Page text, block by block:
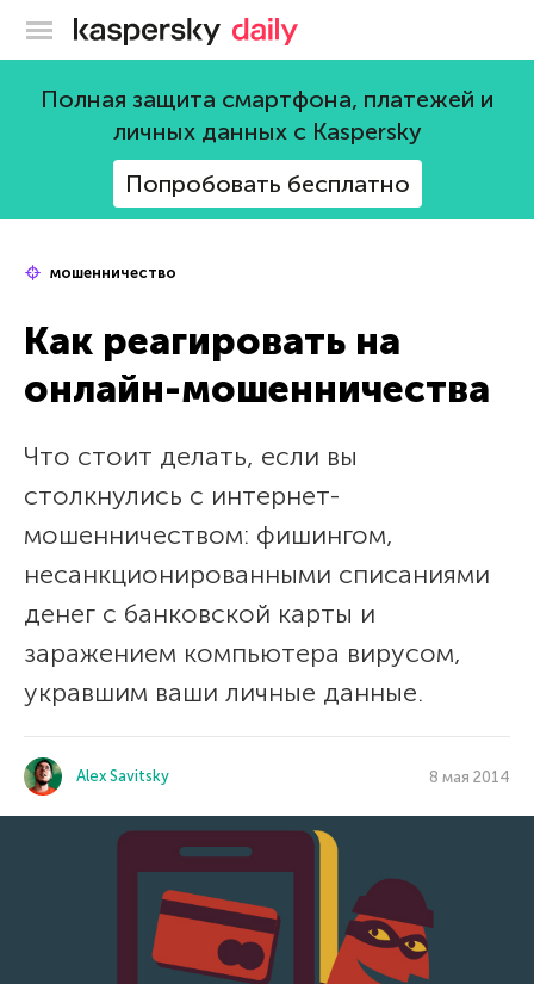
Блог Касперского
Полная защита смартфона, платежей и
личных данных с Kaspersky
Попробовать бесплатно
мошенничество
Как реагировать на
онлайн-мошенничества
Что стоит делать, если вы
столкнулись с интернет-
мошенничеством: фишингом,
несанкционированными списаниями
денег с банковской карты и
заражением компьютера вирусом,
укравшим ваши личные данные.
Alex Savitsky 8 мая 2014